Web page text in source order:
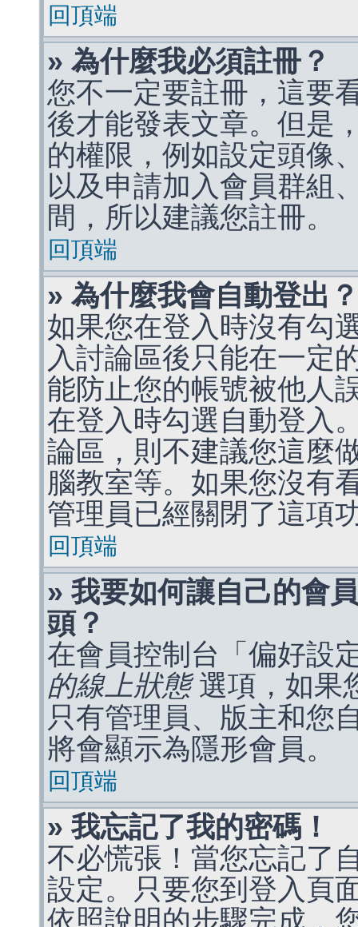
回頂端
» 為什麼我必須註冊？
您不一定要註冊，這要
後才能發表文章。但是
的權限，例如設定頭像
以及申請加入會員群組
間，所以建議您註冊。
回頂端
» 為什麼我會自動登出？
如果您在登入時沒有勾
入討論區後只能在一定
能防止您的帳號被他人
在登入時勾選自動登入
論區，則不建議您這麼
腦教室等。如果您沒有
管理員已經關閉了這項
回頂端
» 我要如何讓自己的會
頭？
在會員控制台「偏好設
的線上狀態選項，如果
只有管理員、版主和您
將會顯示為隱形會員。
回頂端
» 我忘記了我的密碼！
不必慌張！當您忘記了
設定。只要您到登入頁
依照說明的步驟完成，